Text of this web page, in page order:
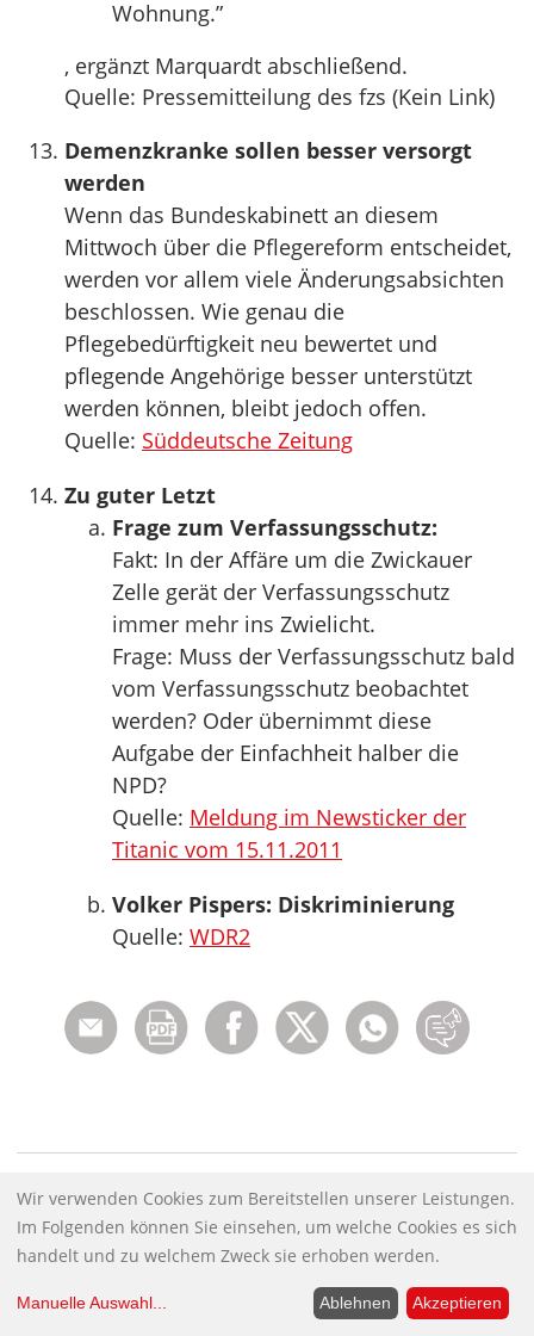
Wohnung.”
, ergänzt Marquardt abschließend.
Quelle: Pressemitteilung des fzs (Kein Link)
Demenzkranke sollen besser versorgt
werden
Wenn das Bundeskabinett an diesem
Mittwoch über die Pflegereform entscheidet,
werden vor allem viele Änderungsabsichten
beschlossen. Wie genau die
Pflegebedürftigkeit neu bewertet und
pflegende Angehörige besser unterstützt
werden können, bleibt jedoch offen.
Quelle: Süddeutsche Zeitung
Zu guter Letzt
Frage zum Verfassungsschutz:
Fakt: In der Affäre um die Zwickauer
Zelle gerät der Verfassungsschutz
immer mehr ins Zwielicht.
Frage: Muss der Verfassungsschutz bald
vom Verfassungsschutz beobachtet
werden? Oder übernimmt diese
Aufgabe der Einfachheit halber die
NPD?
Quelle: Meldung im Newsticker der
Titanic vom 15.11.2011
Volker Pispers: Diskriminierung
Quelle: WDR2
Rubriken:
Hinweise des Tages
Schlagwörter:
Wir verwenden Cookies zum Bereitstellen unserer Leistungen.
Im Folgenden können Sie einsehen, um welche Cookies es sich
handelt und zu welchem Zweck sie erhoben werden.
Manuelle Auswahl... Ablehnen Akzeptieren